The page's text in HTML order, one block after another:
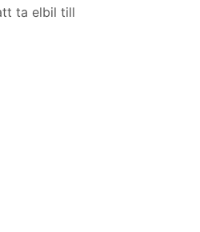
ta elbil till